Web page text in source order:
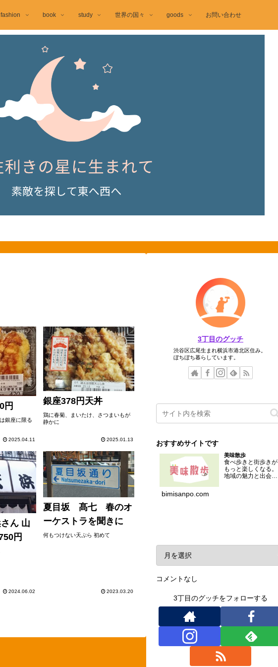
fashion book study 世界の国々 goods お問い合わせ
円
銀座に限る
2025.04.11
銀座378円天丼
鶏に春菊、まいたけ、さつまいもが
静かに
2025.01.13
ん 山
円
2024.06.02
夏目坂 髙七 春のオ
ーケストラを聞きに
何もつけない天ぷら 初めて
2023.03.20
3丁目のグッチ
渋谷区広尾生まれ横浜市港北区住み。
ぼちぼち暮らしています。
おすすめサイトです
美味散歩
食べ歩きと街歩きが
もっと楽しくなる。
地域の魅力と出会え
bimisanpo.com
コメントなし
3丁目のグッチをフォローする